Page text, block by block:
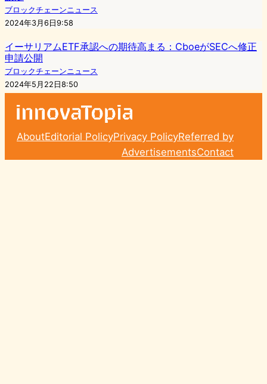
ブロックチェーンニュース
2024年3月6日9:58
イーサリアムETF承認への期待高まる：CboeがSECへ修正
申請公開
ブロックチェーンニュース
2024年5月22日8:50
AboutEditorial PolicyPrivacy PolicyReferred by
AdvertisementsContact